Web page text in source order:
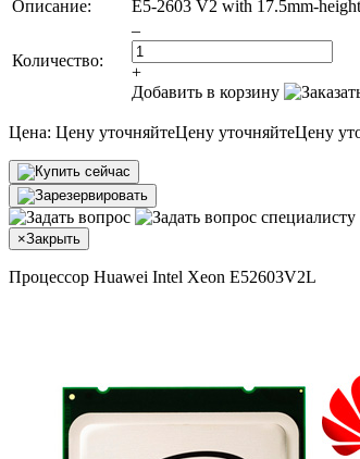
Описание:
E5-2603 V2 with 17.5mm-
Количество:
–
+
Добавить в корзину
Цена: Цену уточняйтеЦену уточняйтеЦену
×Закрыть
Процессор Huawei Intel Xeon E52603V2L